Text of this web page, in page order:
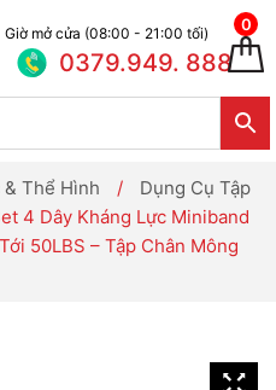
Giờ mở cửa (08:00 - 21:00 tối)
0379.949. 888
0
Thể Hình /
Dụng Cụ Tập
4 Dây Kháng Lực Miniband
50LBS – Tập Chân Mông